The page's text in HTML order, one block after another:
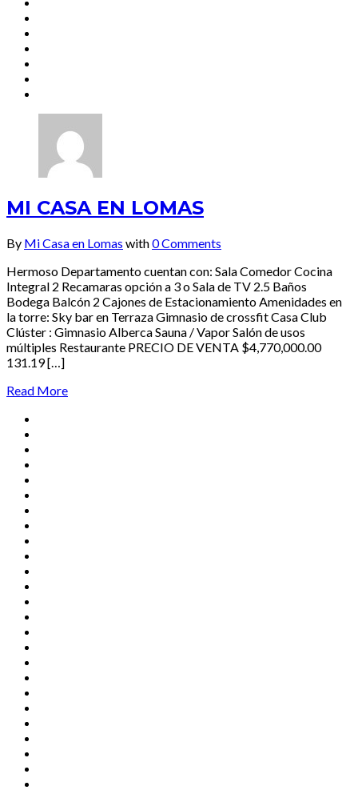
MI CASA EN LOMAS
By Mi Casa en Lomas with0 Comments
Hermoso Departamento cuentan con: Sala Comedor Cocina
Integral 2 Recamaras opción a 3 o Sala de TV 2.5 Baños
Bodega Balcón 2 Cajones de Estacionamiento Amenidades en
la torre: Sky bar en Terraza Gimnasio de crossfit Casa Club
Clúster : Gimnasio Alberca Sauna / Vapor Salón de usos
múltiples Restaurante PRECIO DE VENTA $4,770,000.00
131.19 […]
Read More